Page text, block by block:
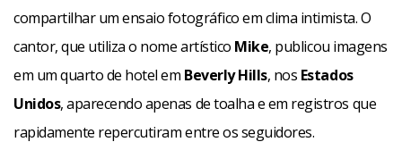
compartilhar um ensaio fotográfico em clima intimista. O
cantor, que utiliza o nome artístico Mike, publicou imagens
em um quarto de hotel em Beverly Hills, nos Estados
Unidos, aparecendo apenas de toalha e em registros que
rapidamente repercutiram entre os seguidores.